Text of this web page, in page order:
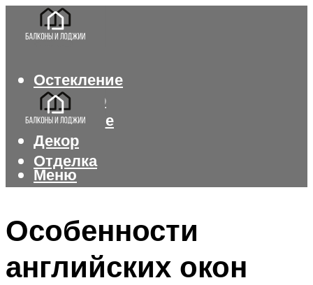
Остекление
Интерьер
Утепление
Декор
Отделка
Меню
Особенности
английских окон